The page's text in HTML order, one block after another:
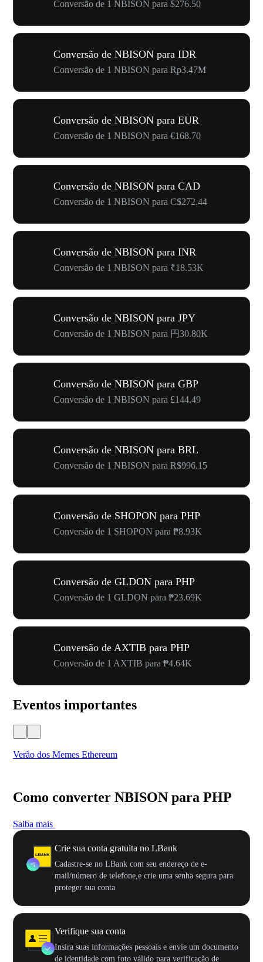
Conversão de 1 NBISON para $276.50
Conversão de NBISON para IDR
Conversão de 1 NBISON para Rp3.47M
Conversão de NBISON para EUR
Conversão de 1 NBISON para €168.70
Conversão de NBISON para CAD
Conversão de 1 NBISON para C$272.44
Conversão de NBISON para INR
Conversão de 1 NBISON para ₹18.53K
Conversão de NBISON para JPY
Conversão de 1 NBISON para 円30.80K
Conversão de NBISON para GBP
Conversão de 1 NBISON para £144.49
Conversão de NBISON para BRL
Conversão de 1 NBISON para R$996.15
Conversão de SHOPON para PHP
Conversão de 1 SHOPON para ₱8.93K
Conversão de GLDON para PHP
Conversão de 1 GLDON para ₱23.69K
Conversão de AXTIB para PHP
Conversão de 1 AXTIB para ₱4.64K
Eventos importantes
Verão dos Memes Ethereum
Como converter NBISON para PHP
Saiba mais
Crie sua conta gratuita no LBank
Cadastre-se no LBank com seu endereço de e-
mail/número de telefone,e crie uma senha segura para
proteger sua conta
Verifique sua conta
Insira suas informações pessoais e envie um documento
de identidade com foto válido para verificação de